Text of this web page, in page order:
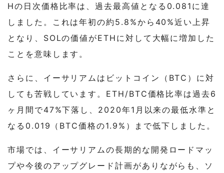
Hの日次価格比率は、過去最高値となる0.081に達
しました。これは年初の約5.8%から40%近い上昇
となり、SOLの価値がETHに対して大幅に増加した
ことを意味します。
さらに、イーサリアムはビットコイン（BTC）に対
しても苦戦しています。ETH/BTC価格比率は過去6
ヶ月間で47%下落し、2020年1月以来の最低水準と
なる0.019（BTC価格の1.9%）まで低下しました。
市場では、イーサリアムの長期的な開発ロードマッ
プや今後のアップグレード計画がありながらも、ソ